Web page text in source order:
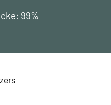
99%